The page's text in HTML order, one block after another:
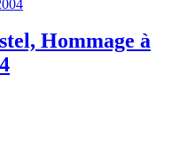
Hommage à